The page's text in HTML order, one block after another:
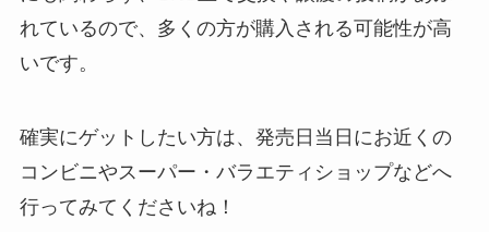
れているので、多くの方が購入される可能性が高
いです。
確実にゲットしたい方は、発売日当日にお近くの
コンビニやスーパー・バラエティショップなどへ
行ってみてくださいね！